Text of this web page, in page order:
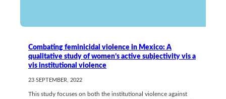
Combating feminicidal violence in Mexico: A
qualitative study of women’s active subjectivity vis a
vis institutional violence
23 SEPTEMBER, 2022
This study focuses on both the institutional violence against